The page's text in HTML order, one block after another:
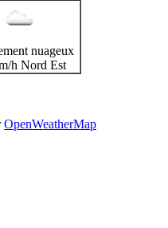
nuageux
h Nord Est
OpenWeatherMap